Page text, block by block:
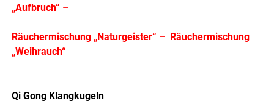
„Aufbruch“ –
Räuchermischung „Naturgeister“ – Räuchermischung
„Weihrauch“
Qi Gong Klangkugeln